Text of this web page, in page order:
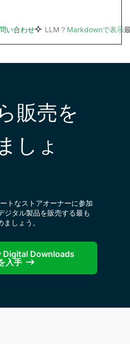
い合わせ LLM？ Markdownで表示
販売を
しょ
トなストアオーナーに参加
ジタル製品を販売する最も
しょう。
Digital Downloads
入手